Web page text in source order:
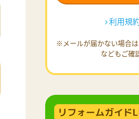
利用規
※メールが届かない場合
などもご確